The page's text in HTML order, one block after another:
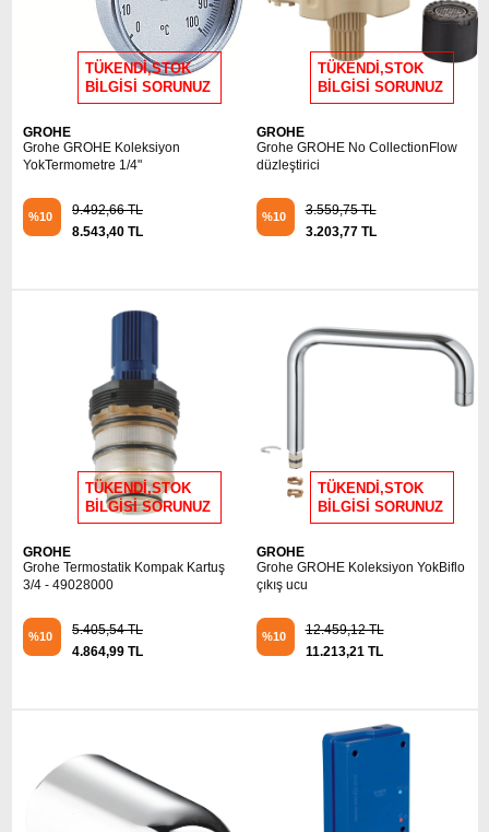
TÜKENDİ,STOK
BİLGİSİ SORUNUZ
GROHE
Grohe GROHE Koleksiyon
YokTermometre 1/4"
%10
9.492,66 TL
8.543,40 TL
TÜKENDİ,STOK
BİLGİSİ SORUNUZ
GROHE
Grohe GROHE No CollectionFlow
düzleştirici
%10
3.559,75 TL
3.203,77 TL
TÜKENDİ,STOK
BİLGİSİ SORUNUZ
GROHE
Grohe Termostatik Kompak Kartuş
3/4 - 49028000
%10
5.405,54 TL
4.864,99 TL
TÜKENDİ,STOK
BİLGİSİ SORUNUZ
GROHE
Grohe GROHE Koleksiyon YokBiflo
çıkış ucu
%10
12.459,12 TL
11.213,21 TL